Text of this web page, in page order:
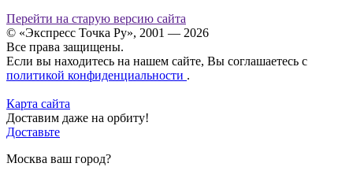
Перейти на старую версию сайта
© «Экспресс Точка Ру», 2001 — 2026
Все права защищены.
Если вы находитесь на нашем сайте, Вы соглашаетесь с
политикой конфиденциальности .
Карта сайта
Доставим даже на орбиту!
Доставьте
Москва ваш город?